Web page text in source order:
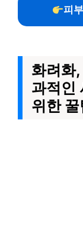
피
화려화
과적인
위한 꿀